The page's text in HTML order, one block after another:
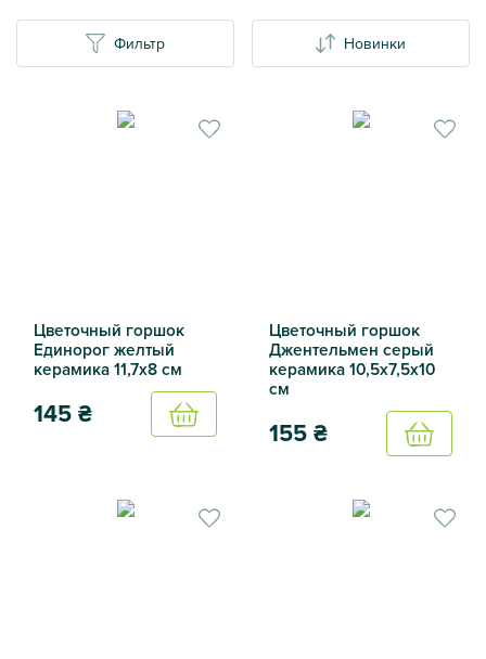
Фильтр Новинки
Цветочный горшок
Единорог желтый
керамика 11,7х8 см
145₴
Купить
Цветочный горшок Единорог желтый керамика 11,7х8 см
Цветочный горшок
Джентельмен серый
керамика 10,5х7,5х10
см
155₴
Купить